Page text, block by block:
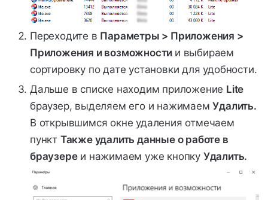
Переходите в Параметры > Приложения >
Приложения и возможности и выбираем
сортировку по дате установки для удобности.
Дальше в списке находим приложение Lite
браузер, выделяем его и нажимаемУдалить.
В открывшимся окне удаления отмечаем
пункт Также удалить данные о работе в
браузереи нажимаем уже кнопку Удалить.